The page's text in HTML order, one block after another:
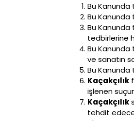
Bu Kanunda
Bu Kanunda
Bu Kanunda
tedbirlerine
Bu Kanunda
ve sanatın
Bu Kanunda
Kaçakçılık
işlenen
Kaçakçılık
tehdit